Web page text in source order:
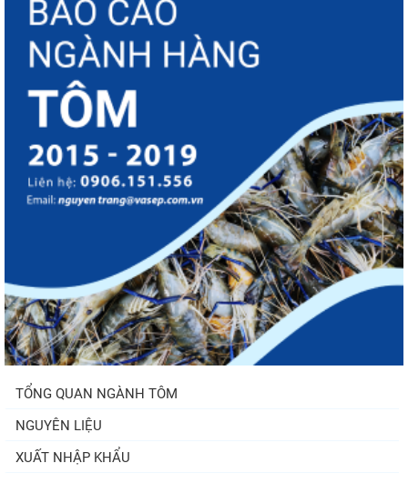
TỔNG QUAN NGÀNH TÔM
NGUYÊN LIỆU
XUẤT NHẬP KHẨU